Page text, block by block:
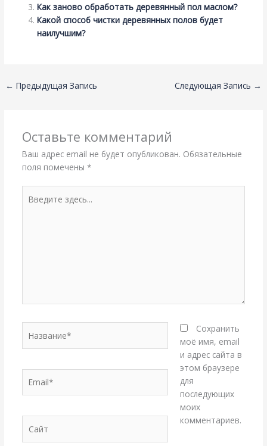
Как заново обработать деревянный пол маслом?
Какой способ чистки деревянных полов будет
наилучшим?
← Предыдущая Запись Следующая Запись →
Оставьте комментарий
Ваш адрес email не будет опубликован. Обязательные
поля помечены *
здесь...
Сохранить
моё имя, email
и адрес сайта в
этом браузере
для
последующих
моих
комментариев.